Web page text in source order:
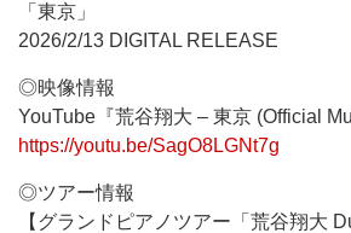
「東京」
2026/2/13 DIGITAL RELEASE
◎映像情報
YouTube『荒谷翔大 – 東京 (Official
https://youtu.be/SagO8LGNt7g
◎ツアー情報
【グランドピアノツアー「荒谷翔大